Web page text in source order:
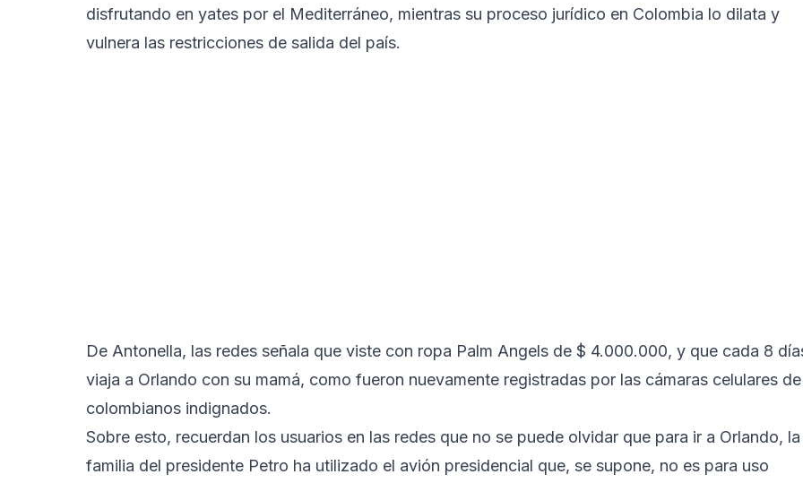
disfrutando en yates por el Mediterráneo, mientras su proceso jurídico en Colombia lo dilata y
vulnera las restricciones de salida del país.
De Antonella, las redes señala que viste con ropa Palm Angels de $ 4.000.000, y que cada 8
viaja a Orlando con su mamá, como fueron nuevamente registradas por las cámaras celulares de
colombianos indignados.
Sobre esto, recuerdan los usuarios en las redes que no se puede olvidar que para ir a Orlando, la
familia del presidente Petro ha utilizado el avión presidencial que, se supone, no es para uso